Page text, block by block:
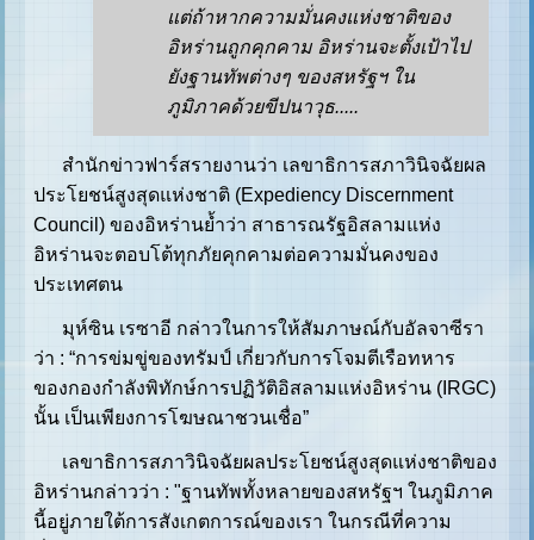
แต่ถ้าหากความมั่นคงแห่งชาติของ
อิหร่านถูกคุกคาม อิหร่านจะตั้งเป้าไป
ยังฐานทัพต่างๆ ของสหรัฐฯ ใน
ภูมิภาคด้วยขีปนาวุธ.....
สำนักข่าวฟาร์สรายงานว่า เลขาธิการสภาวินิจฉัยผล
ประโยชน์สูงสุดแห่งชาติ (Expediency Discernment
Council) ของอิหร่านย้ำว่า สาธารณรัฐอิสลามแห่ง
อิหร่านจะตอบโต้ทุกภัยคุกคามต่อความมั่นคงของ
ประเทศตน
มุห์ซิน เรซาอี กล่าวในการให้สัมภาษณ์กับอัลจาซีรา
ว่า : “การข่มขู่ของทรัมป์ เกี่ยวกับการโจมตีเรือทหาร
ของกองกำลังพิทักษ์การปฏิวัติอิสลามแห่งอิหร่าน (IRGC)
นั้น เป็นเพียงการโฆษณาชวนเชื่อ”
เลขาธิการสภาวินิจฉัยผลประโยชน์สูงสุดแห่งชาติของ
อิหร่านกล่าวว่า : "ฐานทัพทั้งหลายของสหรัฐฯ ในภูมิภาค
นี้อยู่ภายใต้การสังเกตการณ์ของเรา ในกรณีที่ความ